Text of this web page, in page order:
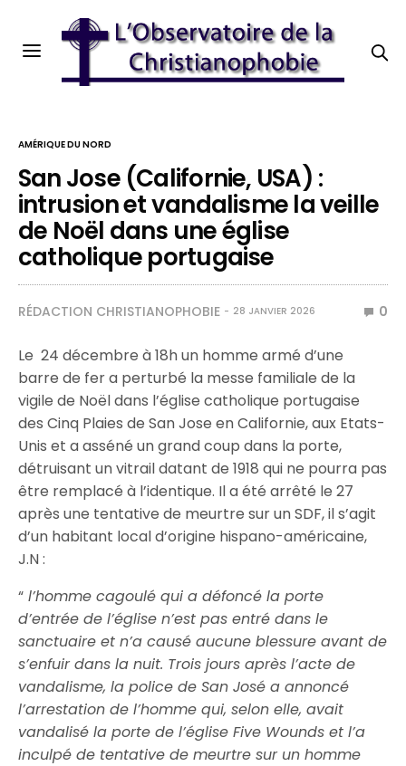
AMÉRIQUE DU NORD
San Jose (Californie, USA) :
intrusion et vandalisme la veille
de Noël dans une église
catholique portugaise
RÉDACTION CHRISTIANOPHOBIE 28 JANVIER 2026 0
Le 24 décembre à 18h un homme armé d’une
barre de fer a perturbé la messe familiale de la
vigile de Noël dans l’église catholique portugaise
des Cinq Plaies de San Jose en Californie, aux Etats-
Unis et a asséné un grand coup dans la porte,
détruisant un vitrail datant de 1918 qui ne pourra pas
être remplacé à l’identique. Il a été arrêté le 27
après une tentative de meurtre sur un SDF, il s’agit
d’un habitant local d’origine hispano-américaine,
J.N :
“ l’homme cagoulé qui a défoncé la porte
d’entrée de l’église n’est pas entré dans le
sanctuaire et n’a causé aucune blessure avant de
s’enfuir dans la nuit. Trois jours après l’acte de
vandalisme, la police de San José a annoncé
l’arrestation de l’homme qui, selon elle, avait
vandalisé la porte de l’église Five Wounds et l’a
inculpé de tentative de meurtre sur un homme